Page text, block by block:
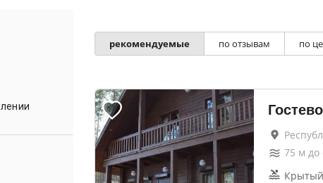
рекомендуемые по отзывам по
75 м до